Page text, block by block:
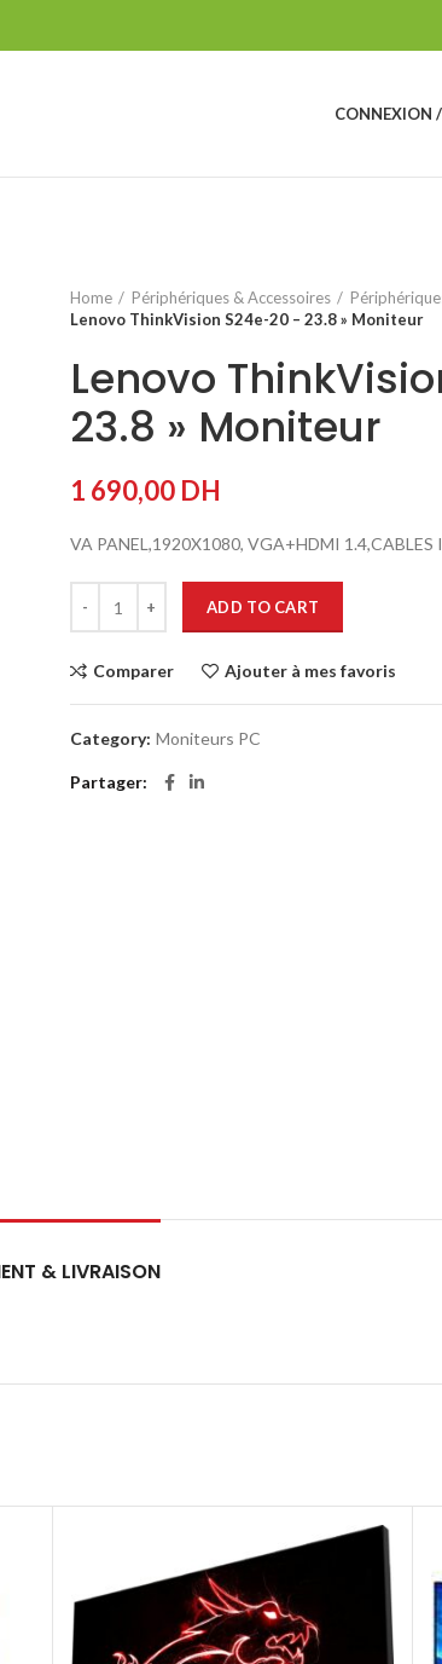
CONNEXION
Home Périphériques & Accessoires
Lenovo ThinkVision S24e-20 – 23.8 » Moniteur
Lenovo
23.8 » Moniteur
1 690,00 DH
VA PANEL,1920X1080, VGA+HDMI
ADD TO CART
Comparer Ajouter à mes favoris
Category: Moniteurs PC
Partager
& LIVRAISON